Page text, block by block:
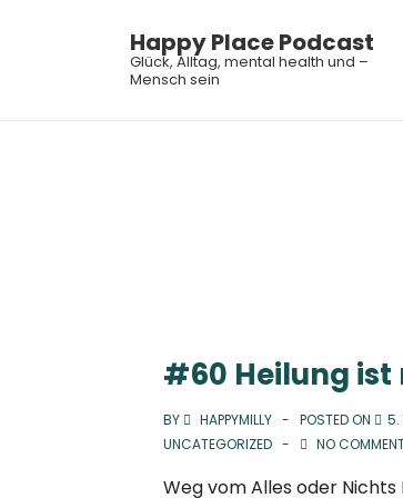
Happy Place Podcast
Glück, Alltag, mental health und –
Mensch sein
#60 Heilung
BY HAPPYMILLY POSTED ON 5.
UNCATEGORIZED
NO
Weg vom Alles oder Nichts